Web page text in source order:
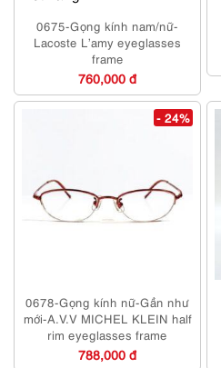
0675-Gọng kính nam/nữ-
Lacoste L’amy eyeglasses
frame
760,000 đ
- 24%
0678-Gọng kính nữ-Gần như
mới-A.V.V MICHEL KLEIN half
rim eyeglasses frame
788,000 đ